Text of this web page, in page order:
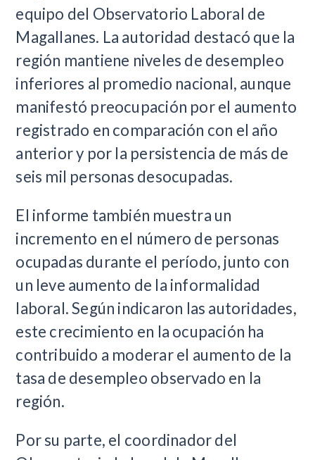
equipo del Observatorio Laboral de
Magallanes. La autoridad destacó que la
región mantiene niveles de desempleo
inferiores al promedio nacional, aunque
manifestó preocupación por el aumento
registrado en comparación con el año
anterior y por la persistencia de más de
seis mil personas desocupadas.
El informe también muestra un
incremento en el número de personas
ocupadas durante el período, junto con
un leve aumento de la informalidad
laboral. Según indicaron las autoridades,
este crecimiento en la ocupación ha
contribuido a moderar el aumento de la
tasa de desempleo observado en la
región.
Por su parte, el coordinador del